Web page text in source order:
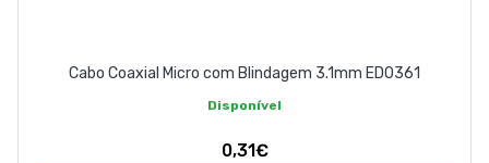
Cabo Coaxial Micro com Blindagem 3.1mm ED0361
Disponível
0,31€